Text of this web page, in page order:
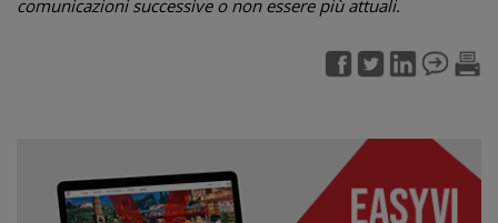
comunicazioni successive o non essere più attuali.